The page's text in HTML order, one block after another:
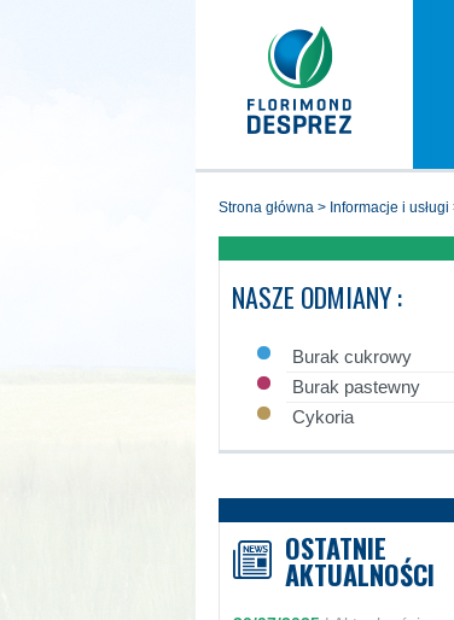
strona główna > informacje i usługi
NASZE ODMIANY :
Burak cukrowy
Burak pastewny
Cykoria
OSTATNIE
AKTUALNOŚCI